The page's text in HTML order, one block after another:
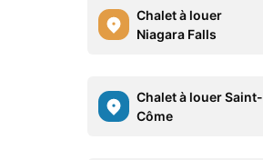
Chalet à louer
Niagara Falls
Chalet à louer Saint-
Côme